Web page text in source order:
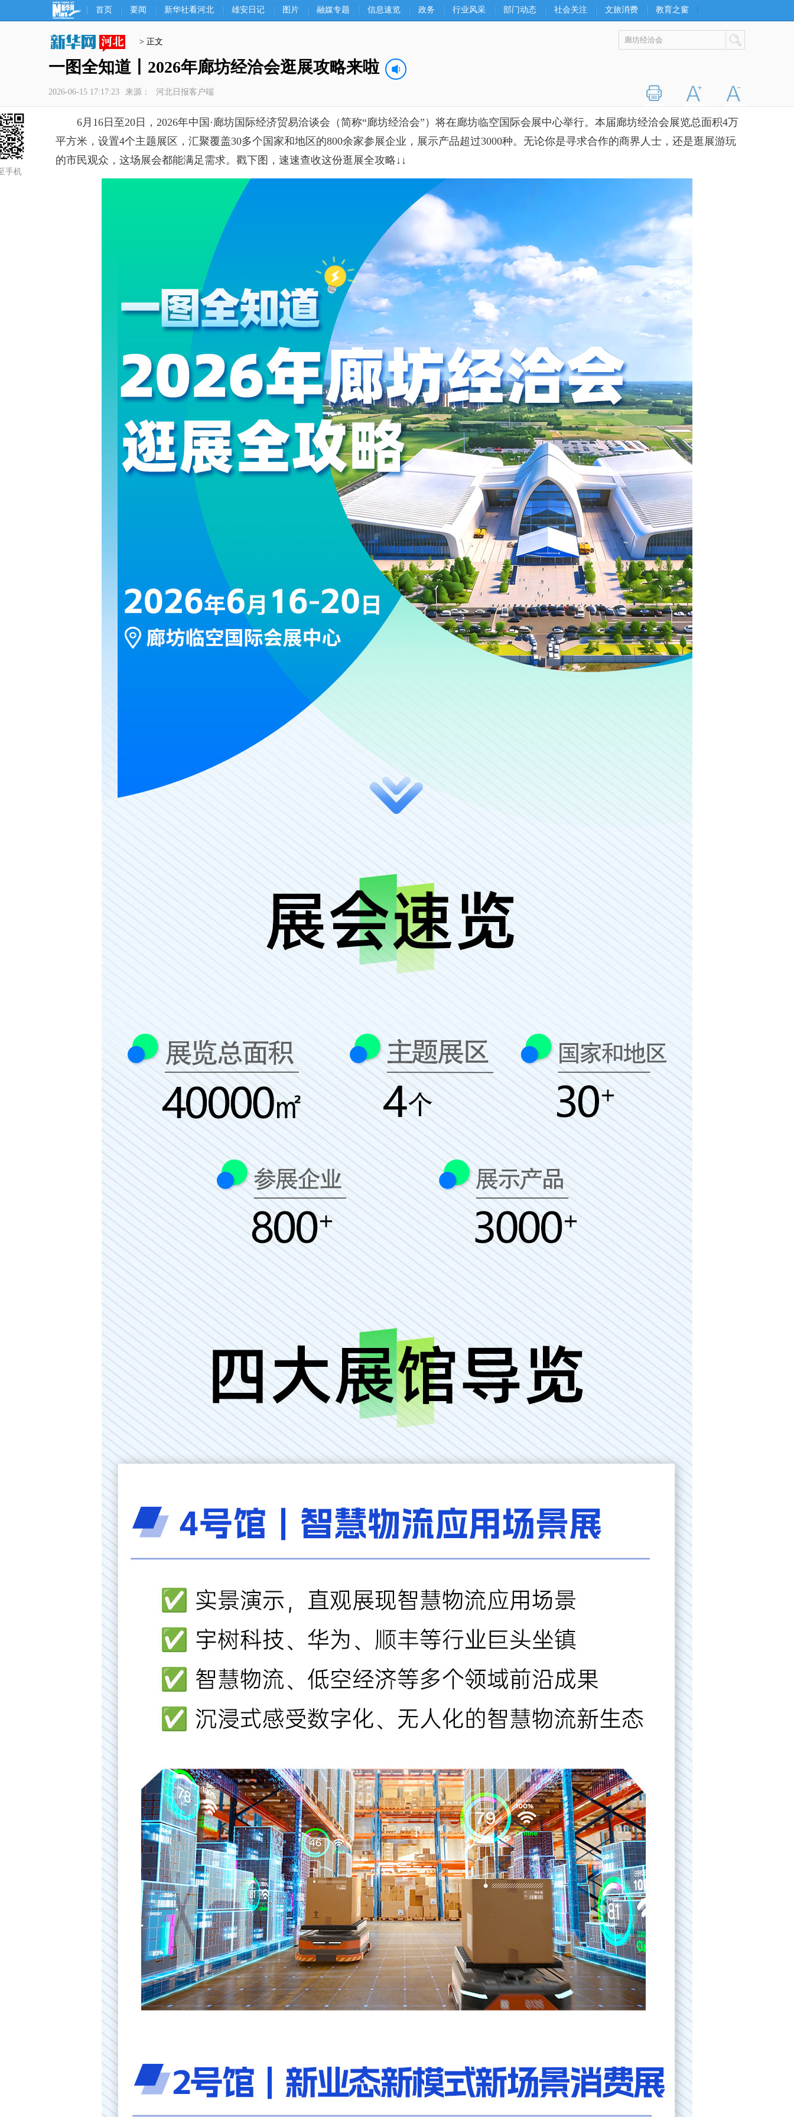
首页 要闻 新华社看河北 雄安日记 图片 融媒专题 信息速览 政务 行业风采 部门动态 社会关注 文旅消费 教育之窗
> 正文
一图全知道丨2026年廊坊经洽会逛展攻略来啦
2026-06-15 17:17:23 来源： 河北日报客户端
手机
6月16日至20日，2026年中国·廊坊国际经济贸易洽谈会（简称“廊坊经洽会”）将在廊坊临空国际会展中心举行。本届廊坊经洽会展览总面积4万
平方米，设置4个主题展区，汇聚覆盖30多个国家和地区的800余家参展企业，展示产品超过3000种。无论你是寻求合作的商界人士，还是逛展游玩
的市民观众，这场展会都能满足需求。戳下图，速速查收这份逛展全攻略↓↓